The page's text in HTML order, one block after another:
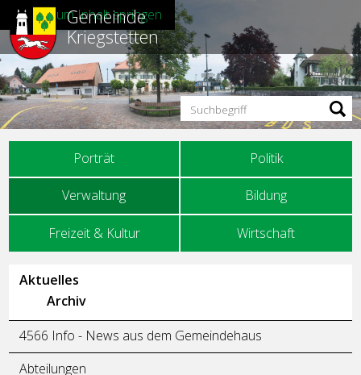
Direkt zum Inhalt springen
Hauptnavigation
Porträt Politik
Verwaltung Bildung
Freizeit & Kultur Wirtschaft
Gemeinde
Kriegstetten
Suchbegriff
Unternavigation
Aktuelles
Archiv
4566 Info - News aus dem Gemeindehaus
Abteilungen